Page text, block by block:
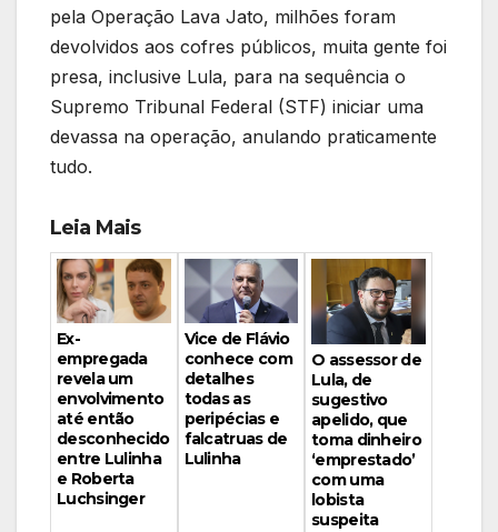
pela Operação Lava Jato, milhões foram
devolvidos aos cofres públicos, muita gente foi
presa, inclusive Lula, para na sequência o
Supremo Tribunal Federal (STF) iniciar uma
devassa na operação, anulando praticamente
tudo.
Leia Mais
Ex-
empregada
revela um
envolvimento
até então
desconhecido
entre Lulinha
e Roberta
Luchsinger
Vice de Flávio
conhece com
detalhes
todas as
peripécias e
falcatruas de
Lulinha
O assessor de
Lula, de
sugestivo
apelido, que
toma dinheiro
‘emprestado’
com uma
lobista
suspeita